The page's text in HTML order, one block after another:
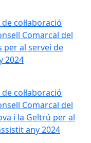
col·laboració
Comarcal del
per al servei de
2024
col·laboració
Comarcal del
i la Geltrú per al
any 2024